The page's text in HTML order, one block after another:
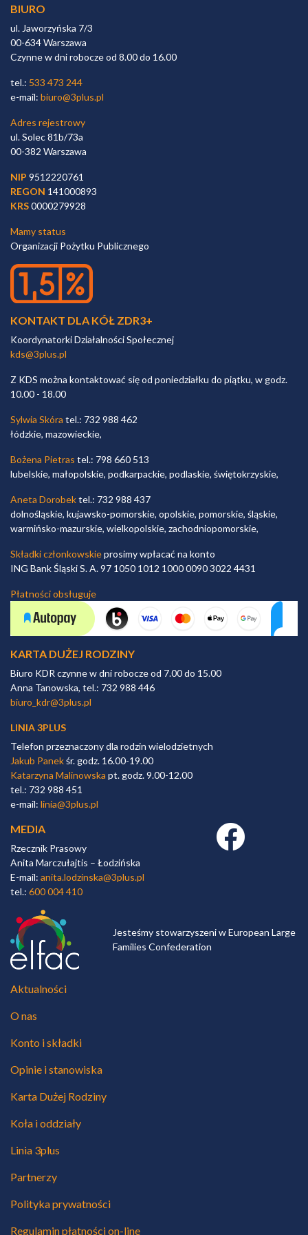
BIURO
ul. Jaworzyńska 7/3
00-634 Warszawa
Czynne w dni robocze od 8.00 do 16.00
tel.: 533 473 244
e-mail: biuro@3plus.pl
Adres rejestrowy
ul. Solec 81b/73a
00-382 Warszawa
NIP 9512220761
REGON 141000893
KRS0000279928
Mamy status
Organizacji Pożytku Publicznego
KONTAKT DLA KÓŁ ZDR3+
Koordynatorki Działalności Społecznej
kds@3plus.pl
Z KDS można kontaktować się od poniedziałku do piątku, w godz.
10.00 - 18.00
Sylwia Skóra tel.: 732 988 462
łódzkie, mazowieckie,
Bożena Pietras tel.: 798 660 513
lubelskie, małopolskie, podkarpackie, podlaskie, świętokrzyskie,
Aneta Dorobektel.: 732 988 437
dolnośląskie, kujawsko-pomorskie, opolskie, pomorskie, śląskie,
warmińsko-mazurskie, wielkopolskie, zachodniopomorskie,
Składki członkowskieprosimy wpłacać na konto
ING Bank Śląski S. A. 97 1050 1012 1000 0090 3022 4431
Płatności obsługuje
KARTA DUŻEJ RODZINY
Biuro KDR czynne w dni robocze od 7.00 do 15.00
Anna Tanowska, tel.: 732 988 446
biuro_kdr@3plus.pl
LINIA 3PLUS
Telefon przeznaczony dla rodzin wielodzietnych
Jakub Panekśr. godz. 16.00-19.00
Katarzyna Malinowska pt. godz. 9.00-12.00
tel.: 732 988 451
e-mail: linia@3plus.pl
MEDIA
Rzecznik Prasowy
Anita Marczułajtis – Łodzińska
E-mail: anita.lodzinska@3plus.pl
tel.: 600 004 410
Facebook link
Jesteśmy stowarzyszeni w European Large
Families Confederation
Aktualności
O nas
Konto i składki
Opinie i stanowiska
Karta Dużej Rodziny
Koła i oddziały
Linia 3plus
Partnerzy
Polityka prywatności
Regulamin płatności on-line